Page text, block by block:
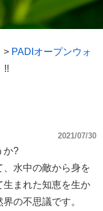
> PADIオープンウォ
!!
2021/07/30
か?
水中の敵から身を
生まれた知恵を生か
の不思議です。